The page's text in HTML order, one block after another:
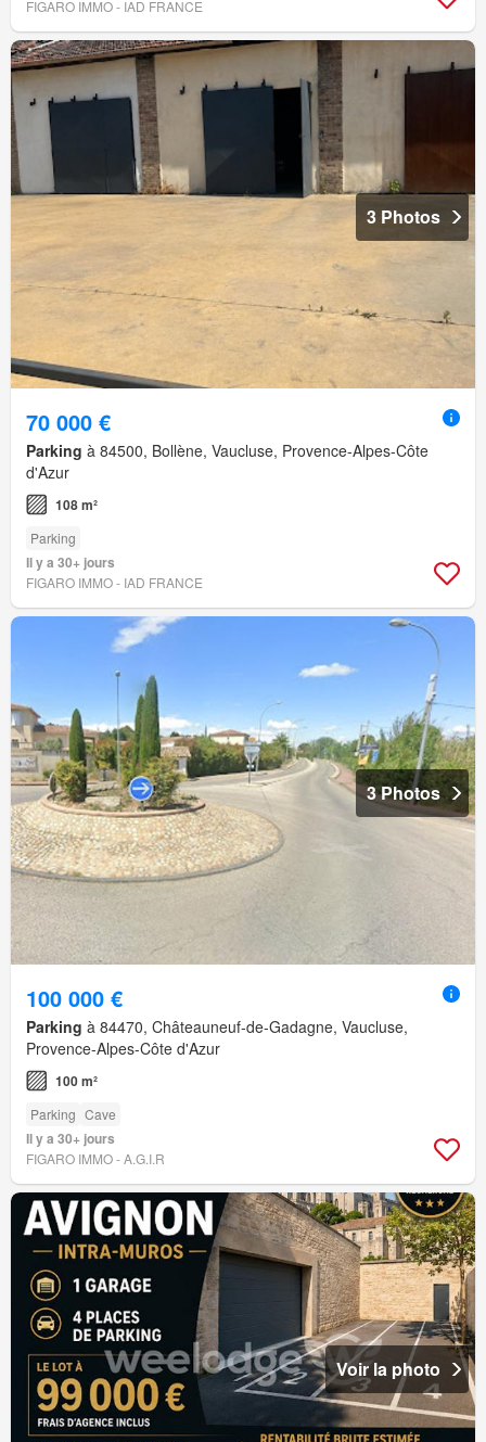
FIGARO IMMO - IAD FRANCE
3 Photos
70 000 €
Parking à 84500, Bollène, Vaucluse, Provence-Alpes-Côte
d'Azur
108 m²
Parking
Il y a 30+ jours
FIGARO IMMO - IAD FRANCE
3 Photos
100 000 €
Parking à 84470, Châteauneuf-de-Gadagne, Vaucluse,
Provence-Alpes-Côte d'Azur
100 m²
Parking Cave
Il y a 30+ jours
FIGARO IMMO - A.G.I.R
Voir la photo